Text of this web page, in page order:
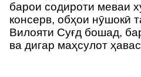
барои содироти меваи
консерв, обҳои нӯшокӣ
Вилояти Суғд бошад,
ва дигар маҳсулот